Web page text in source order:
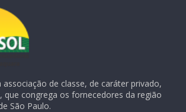
associação de classe, de caráter privado,
que congrega os fornecedores da região
São Paulo.